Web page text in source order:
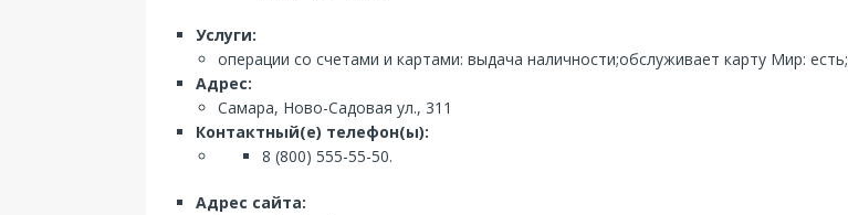
Услуги:
операции со счетами и картами: выдача наличности;обслуживает карту Мир: есть;
Адрес:
Самара, Ново-Садовая ул., 311
Контактный(е) телефон(ы):
8 (800) 555-55-50.
Адрес сайта: